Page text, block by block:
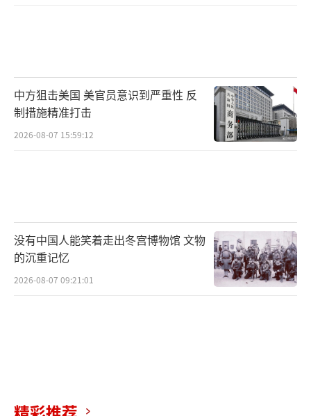
中方狙击美国 美官员意识到严重性 反
制措施精准打击
2026-08-07 15:59:12
没有中国人能笑着走出冬宫博物馆 文物
的沉重记忆
2026-08-07 09:21:01